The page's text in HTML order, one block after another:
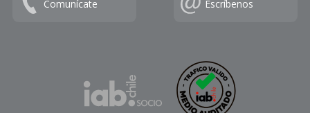
Comunícate Escríbenos